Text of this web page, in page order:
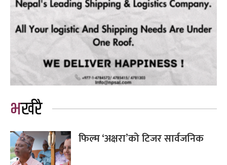
भर्खरै
फिल्म ‘अक्षरा’को टिजर सार्वजनिक